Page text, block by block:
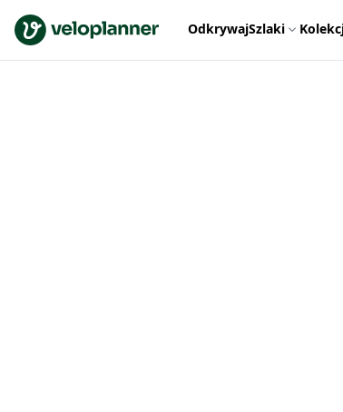
VeloPlanner OdkrywajSzlaki